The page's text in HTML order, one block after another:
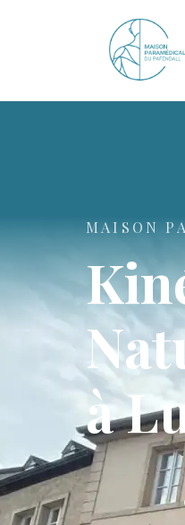
MAISON
à